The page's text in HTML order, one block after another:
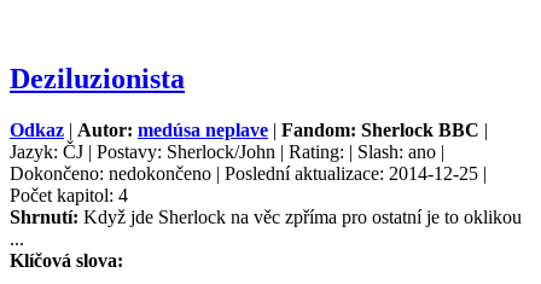
Deziluzionista
Odkaz | Autor: medúsa neplave | Fandom: Sherlock BBC |
Jazyk: ČJ | Postavy: Sherlock/John | Rating: | Slash: ano |
Dokončeno: nedokončeno | Poslední aktualizace: 2014-12-25 |
Počet kapitol: 4
Shrnutí: Když jde Sherlock na věc zpříma pro ostatní je to oklikou
...
Klíčová slova: